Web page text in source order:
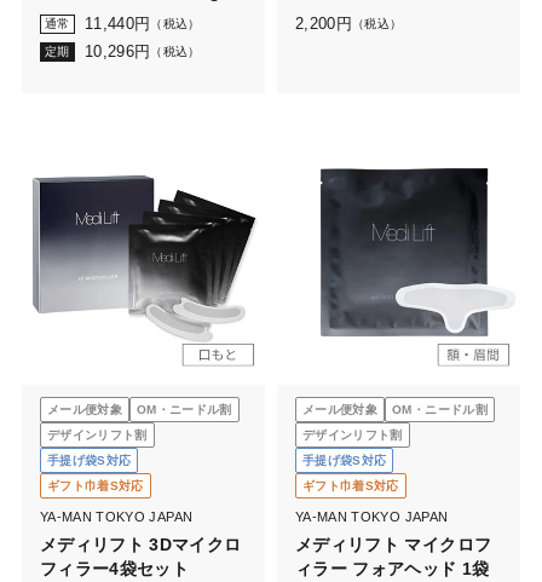
通常 11,440円 （税込）
定期 10,296円 （税込）
2,200 円 （税込）
メール便対象
OM・ニードル割
デザインリフト割
手提げ袋S対応
ギフト巾着S対応
YA-MAN TOKYO JAPAN
メディリフト 3Dマイクロ
フィラー4袋セット
メール便対象
OM・ニードル割
デザインリフト割
手提げ袋S対応
ギフト巾着S対応
YA-MAN TOKYO JAPAN
メディリフト マイクロフ
ィラー フォアヘッド 1袋